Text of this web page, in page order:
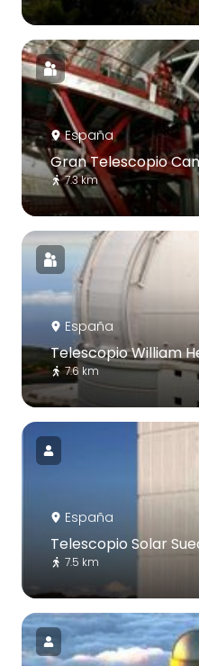
España
Gran Telescopio
7.3 km
España
Telescopio William
7.6 km
España
Telescopio Solar
7.5 km